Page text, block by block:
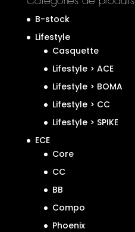
B-stock
Lifestyle
Casquette
Lifestyle > ACE
Lifestyle > BOMA
Lifestyle > CC
Lifestyle > SPIKE
ECE
Core
CC
BB
Compo
Phoenix